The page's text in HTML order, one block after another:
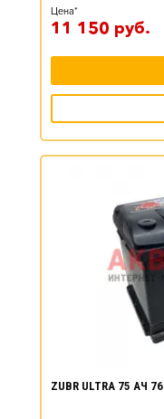
Цена*
11 150 руб.
ZUBR ULTRA 75 АЧ